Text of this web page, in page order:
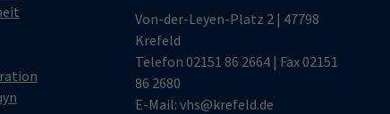
Von-der-Leyen-Platz 2 | 47798
Krefeld
Telefon 02151 86 2664 | Fax 02151
86 2680
E-Mail: vhs@krefeld.de